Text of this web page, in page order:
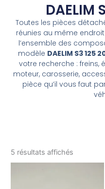
DAELIM
Toutes les pièces
réunies au même
l’ensemble des
modèle DAELIM S3 125
votre recherche : freins,
moteur, carosserie,
pièce qu’il vous faut
5 résultats affichés